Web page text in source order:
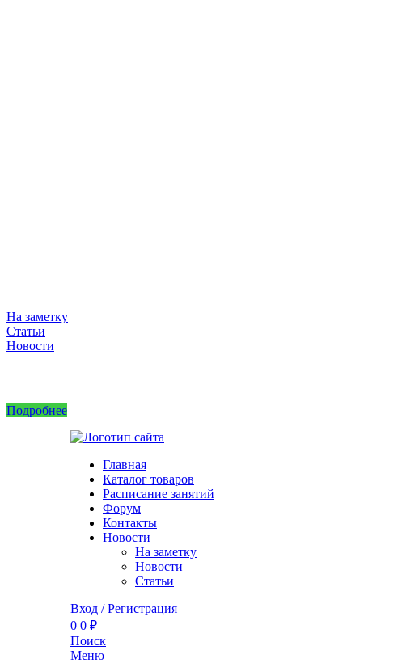
На заметку
Статьи
Новости
Подробнее
Главная
Каталог товаров
Расписание занятий
Форум
Контакты
Новости
На заметку
Новости
Статьи
Вход / Регистрация
0 0 ₽
Поиск
Меню